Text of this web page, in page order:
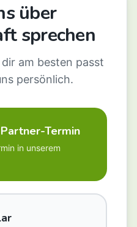
über
sprechen
am besten passt
persönlich.
Termin
in unserem